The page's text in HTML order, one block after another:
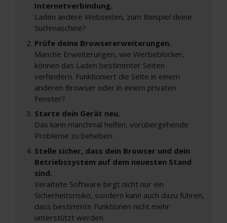
Internetverbindung.
Laden andere Webseiten, zum Beispiel deine
Suchmaschine?
Prüfe deine Browsererweiterungen.
Manche Erweiterungen, wie Werbeblocker,
können das Laden bestimmter Seiten
verhindern. Funktioniert die Seite in einem
anderen Browser oder in einem privaten
Fenster?
Starte dein Gerät neu.
Das kann manchmal helfen, vorübergehende
Probleme zu beheben.
Stelle sicher, dass dein Browser und dein
Betriebssystem auf dem neuesten Stand
sind.
Veraltete Software birgt nicht nur ein
Sicherheitsrisiko, sondern kann auch dazu führen,
dass bestimmte Funktionen nicht mehr
unterstützt werden.